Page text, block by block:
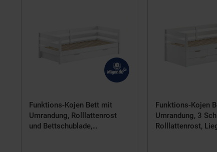
Funktions-Kojen Bett mit
Umrandung, Rolllattenrost
und Bettschublade,
Funktions-Kojen
Umrandung, 3
Rolllattenrost,